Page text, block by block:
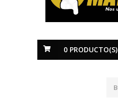
0 PRODUCTO(S)